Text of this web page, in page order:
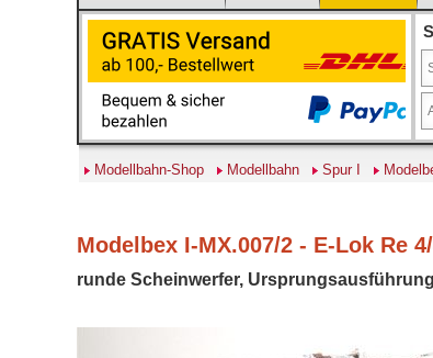
Modellbahn-Shop Modellbahn Spur I
Modelbex I-MX.007/2 - E-Lok Re
runde Scheinwerfer,